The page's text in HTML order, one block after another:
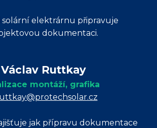
solární elektrárnu připravuje
dokumentaci.
Václav Ruttkay
montáží, grafika
jak přípravu dokumentace